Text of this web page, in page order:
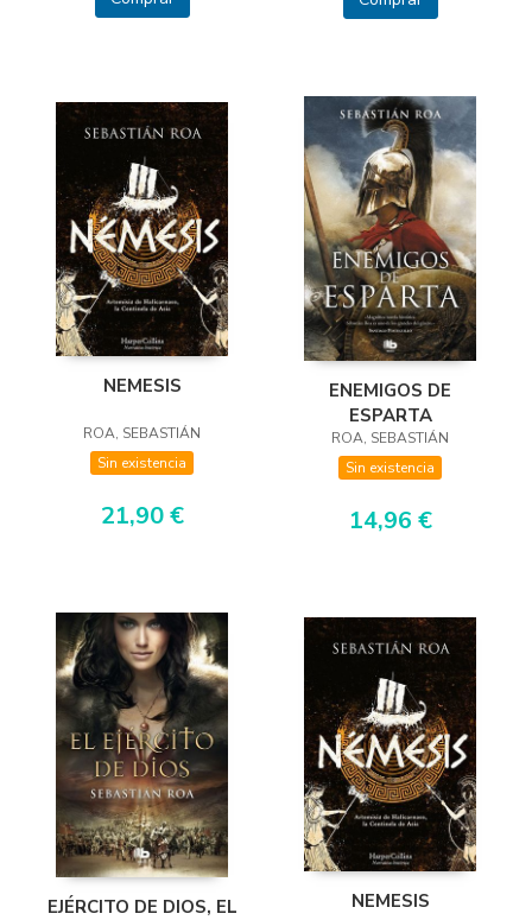
NEMESIS
ROA, SEBASTIÁN
Sin existencia
21,90 €
ENEMIGOS DE
ESPARTA
ROA, SEBASTIÁN
Sin existencia
14,96 €
EJÉRCITO DE DIOS, EL NEMESIS